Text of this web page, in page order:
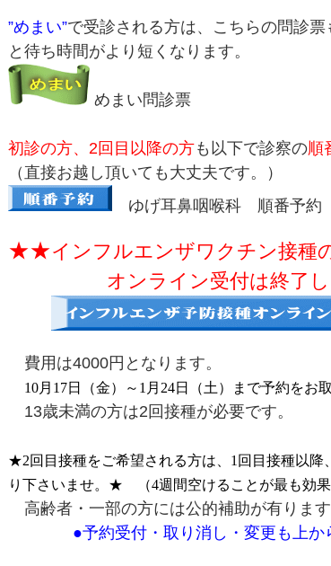
”めまい”で受診される方は、こちらの問診票
と待ち時間がより短くなります。
めまい問診票
初診の方、2回目以降の方も以下で診察の順
（直接お越し頂いても大丈夫です。）
ゆげ耳鼻咽喉科 順番予約
★★インフルエンザワクチン接種
オンライン受付は終了し
費用は4000円となります。
10月17日（金）～1月24日（土）まで予約をお
13歳未満の方は2回接種が必要です。
★2回目接種をご希望される方は、1回目接種以降、
り下さいませ。★ （4週間空けることが最も効果
高齢者・一部の方には公的補助が有ります
●予約受付・取り消し・変更も上から